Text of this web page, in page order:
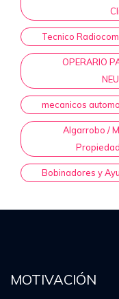
Tecnico
OPERARIO
mecanicos
Algarrobo /
Bobinadores y
MOTIVACIÓN